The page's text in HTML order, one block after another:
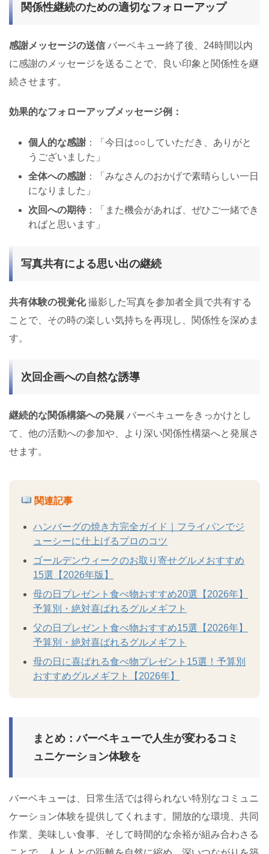
関係性継続のための適切なフォローアップ
感謝メッセージの送信 バーベキュー終了後、24時間以内
に感謝のメッセージを送ることで、良い印象と関係性を継
続させます。
効果的なフォローアップメッセージ例：
個人的な感謝 ：「今日は○○していただき、ありがと
うございました」
全体への感謝 ：「みなさんのおかげで素晴らしい一日
になりました」
次回への期待 ：「また機会があれば、ぜひご一緒でき
ればと思います」
写真共有による思い出の継続
共有体験の視覚化撮影した写真を参加者全員で共有する
ことで、その時の楽しい気持ちを再現し、関係性を深めま
す。
次回企画への自然な誘導
継続的な関係構築への発展 バーベキューをきっかけとし
て、他の活動への参加や、より深い関係性構築へと発展さ
せます。
関連記事
ハンバーグの焼き方完全ガイド｜フライパンでジ
ューシーに仕上げるプロのコツ
ゴールデンウィークのお取り寄せグルメおすすめ
15選【2026年版】
母の日プレゼント食べ物おすすめ20選【2026年】
予算別・絶対喜ばれるグルメギフト
父の日プレゼント食べ物おすすめ15選【2026年】
予算別・絶対喜ばれるグルメギフト
母の日に喜ばれる食べ物プレゼント15選！予算別
おすすめグルメギフト【2026年】
まとめ：バーベキューで人生が変わるコミ
ュニケーション体験を
バーベキューは、日常生活では得られない特別なコミュニ
ケーション体験を提供してくれます。開放的な環境、共同
作業、美味しい食事、そして時間的な余裕が組み合わさる